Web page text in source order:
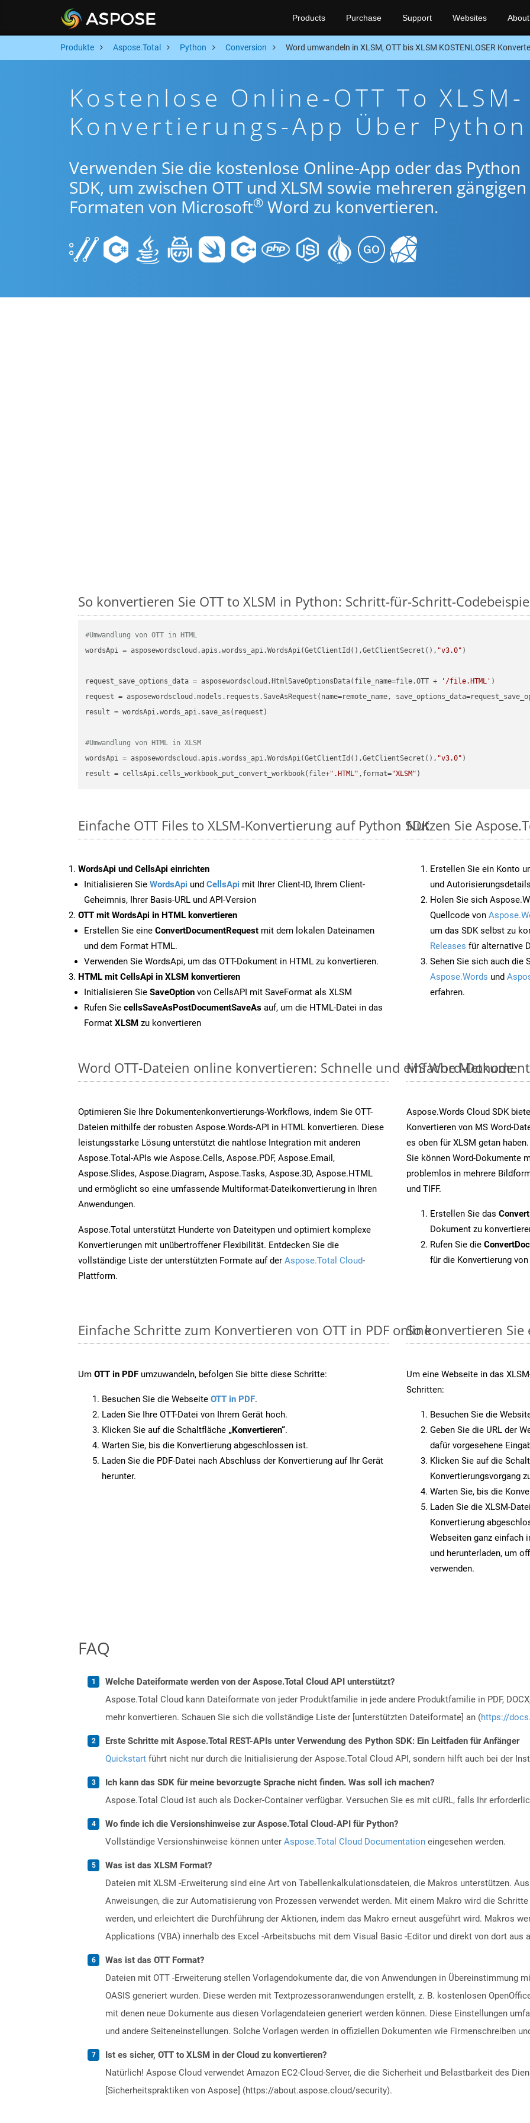
Products Purchase Support Websites About
Produkte Aspose.Total Python Conversion Word umwandeln in XLSM, OTT bis XLSM KOSTENLOSER
Kostenlose Online-OTT To XLSM-
Konvertierungs-App Über Python
Verwenden Sie die kostenlose Online-App oder das Python
SDK, um zwischen OTT und XLSM sowie mehreren gängigen
Formaten von Microsoft® Word zu konvertieren.
So konvertieren Sie OTT to XLSM in Python: Schritt-für-Schritt-
#Umwandlung von OTT in HTML
wordsApi = asposewordscloud.apis.wordss_api.WordsApi(GetClientId(),GetClientSecret(), "v3.0" )
request_save_options_data = asposewordscloud.HtmlSaveOptionsData(file_name=file.OTT + '/file.HTML'
request
result = wordsApi.words_api.save_as(request)
#Umwandlung von HTML in XLSM
wordsApi = asposewordscloud.apis.wordss_api.WordsApi(GetClientId(),GetClientSecret(), "v3.0"
result = cellsApi.cells_workbook_put_convert_workbook(file+".HTML" ,format="XLSM"
Einfache OTT Files to XLSM-Konvertierung auf Python SDK
WordsApi und CellsApi einrichten
Initialisieren Sie WordsApi und CellsApi mit Ihrer Client-ID, Ihrem Client-
Geheimnis, Ihrer Basis-URL und API-Version
OTT mit WordsApi in HTML konvertieren
Erstellen Sie eine ConvertDocumentRequest mit dem lokalen Dateinamen
und dem Format HTML.
Verwenden Sie WordsApi, um das OTT-Dokument in HTML zu konvertieren.
HTML mit CellsApi in XLSM konvertieren
Initialisieren Sie SaveOption von CellsAPI mit SaveFormat als XLSM
Rufen Sie cellsSaveAsPostDocumentSaveAs auf, um die HTML-Datei in das
Format XLSM zu konvertieren
Nutzen Sie
Erstellen Sie ein Konto
und
Holen Sie sich
Quellcode von
um das SDK selbst zu
Releases für alternative
Sehen Sie sich auch die
Aspose.Words und
erfahren.
Word OTT-Dateien online konvertieren: Schnelle und einfache Methode
Optimieren Sie Ihre Dokumentenkonvertierungs-Workflows, indem Sie OTT-
Dateien mithilfe der robusten Aspose.Words-API in HTML konvertieren. Diese
leistungsstarke Lösung unterstützt die nahtlose Integration mit anderen
Aspose.Total-APIs wie Aspose.Cells, Aspose.PDF, Aspose.Email,
Aspose.Slides, Aspose.Diagram, Aspose.Tasks, Aspose.3D, Aspose.HTML
und ermöglicht so eine umfassende Multiformat-Dateikonvertierung in Ihren
Anwendungen.
Aspose.Total unterstützt Hunderte von Dateitypen und optimiert komplexe
Konvertierungen mit unübertroffener Flexibilität. Entdecken Sie die
vollständige Liste der unterstützten Formate auf der Aspose.Total Cloud-
Plattform.
MS Word-
Aspose.Words Cloud SDK
Konvertieren von MS Word-
es oben für XLSM getan
Sie können Word-Dokumente
problemlos in mehrere
und TIFF.
Erstellen Sie das
Dokument zu
Rufen Sie die
für die Konvertierung von
Einfache Schritte zum Konvertieren von OTT in PDF online
Um OTT in PDF umzuwandeln, befolgen Sie bitte diese Schritte:
Besuchen Sie die Webseite OTT in PDF.
Laden Sie Ihre OTT-Datei von Ihrem Gerät hoch.
Klicken Sie auf die Schaltfläche „Konvertieren“.
Warten Sie, bis die Konvertierung abgeschlossen ist.
Laden Sie die PDF-Datei nach Abschluss der Konvertierung auf Ihr Gerät
herunter.
So konvertieren Sie
Um eine Webseite in das
Schritten:
Besuchen Sie die
Geben Sie die URL der
dafür vorgesehene
Klicken Sie auf die
Konvertierungsvorgang
Warten Sie, bis die
Laden Sie die XLSM-
Konvertierung
Webseiten ganz einfach
und herunterladen, um
verwenden.
FAQ
Welche Dateiformate werden von der Aspose.Total Cloud API unterstützt?
Aspose.Total Cloud kann Dateiformate von jeder Produktfamilie in jede andere Produktfamilie in PDF, DOCX,
mehr konvertieren. Schauen Sie sich die vollständige Liste der [unterstützten Dateiformate] an (https://
Erste Schritte mit Aspose.Total REST-APIs unter Verwendung des Python SDK: Ein Leitfaden für Anfänger
Quickstart führt nicht nur durch die Initialisierung der Aspose.Total Cloud API, sondern hilft auch bei der
Ich kann das SDK für meine bevorzugte Sprache nicht finden. Was soll ich machen?
Aspose.Total Cloud ist auch als Docker-Container verfügbar. Versuchen Sie es mit cURL, falls Ihr
Wo finde ich die Versionshinweise zur Aspose.Total Cloud-API für Python?
Vollständige Versionshinweise können unter Aspose.Total Cloud Documentation eingesehen werden.
Was ist das XLSM Format?
Dateien mit XLSM -Erweiterung sind eine Art von Tabellenkalkulationsdateien, die Makros unterstützen.
Anweisungen, die zur Automatisierung von Prozessen verwendet werden. Mit einem Makro wird die
werden, und erleichtert die Durchführung der Aktionen, indem das Makro erneut ausgeführt wird. Makros
Applications (VBA) innerhalb des Excel -Arbeitsbuchs mit dem Visual Basic -Editor und direkt von dort aus
Was ist das OTT Format?
Dateien mit OTT -Erweiterung stellen Vorlagendokumente dar, die von Anwendungen in Übereinstimmung
OASIS generiert wurden. Diese werden mit Textprozessoranwendungen erstellt, z. B. kostenlosen
mit denen neue Dokumente aus diesen Vorlagendateien generiert werden können. Diese Einstellungen
und andere Seiteneinstellungen. Solche Vorlagen werden in offiziellen Dokumenten wie Firmenschreiben
Ist es sicher, OTT to XLSM in der Cloud zu konvertieren?
Natürlich! Aspose Cloud verwendet Amazon EC2-Cloud-Server, die die Sicherheit und Belastbarkeit des
[Sicherheitspraktiken von Aspose] (https://about.aspose.cloud/security).